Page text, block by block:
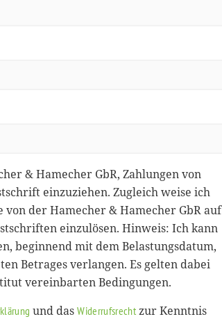
& Hamecher GbR, Zahlungen von
einzuziehen. Zugleich weise ich
der Hamecher & Hamecher GbR auf
einzulösen. Hinweis: Ich kann
beginnend mit dem Belastungsdatum,
Betrages verlangen. Es gelten dabei
vereinbarten Bedingungen.
und dasWiderrufsrechtzur Kenntnis